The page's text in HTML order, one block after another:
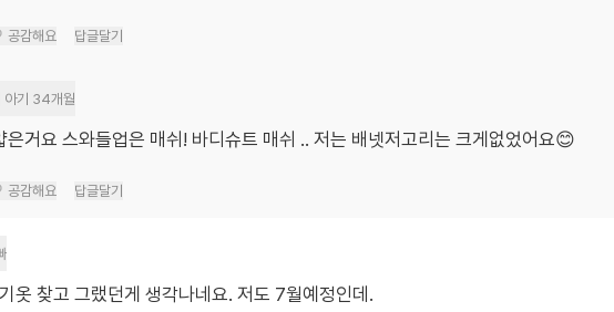
공감해요 답글달기
아기 34개월
은거요 스와들업은 매쉬! 바디슈트 매쉬 .. 저는 배넷저고리는 크게없었어요😊
공감해요 답글달기
옷 찾고 그랬던게 생각나네요. 저도 7월예정인데.